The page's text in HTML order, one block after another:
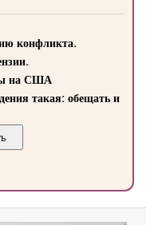
конфликта.
на США
такая: обещать и